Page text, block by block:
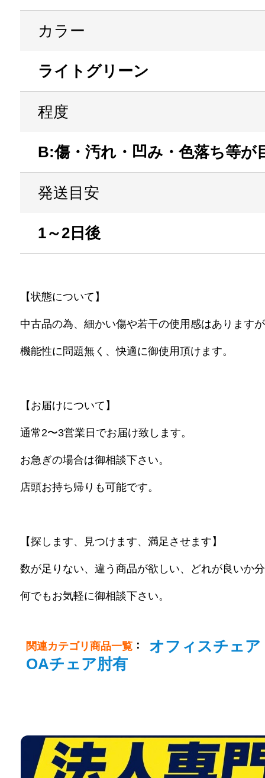
カラー
ライトグリーン
程度
B:傷・汚れ・凹み・色落ち等が
発送目安
1～2日後
【状態について】
中古品の為、細かい傷や若干の使用感はあります
機能性に問題無く、快適に御使用頂けます。
【お届けについて】
通常2〜3営業日でお届け致します。
お急ぎの場合は御相談下さい。
店頭お持ち帰りも可能です。
【探します、見つけます、満足させます】
数が足りない、違う商品が欲しい、どれが良いか
何でもお気軽に御相談下さい。
関連カテゴリ商品一覧 ：
オフィスチェア
OAチェア肘有